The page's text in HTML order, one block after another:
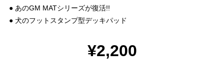
● あのGM MATシリーズが復活!!
● 犬のフットスタンプ型デッキパッド
¥2,200